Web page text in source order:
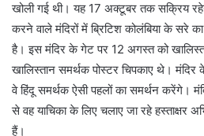
खोली गई थी। यह 17 अक्टूबर तक सक्रिय
करने वाले मंदिरों में ब्रिटिश कोलंबिया के सरे का
है। इस मंदिर के गेट पर 12 अगस्त को
खालिस्तान समर्थक पोस्टर चिपकाए थे।
वे हिंदू समर्थक ऐसी पहलों का समर्थन करेंगे।
से वह याचिका के लिए चलाए जा रहे हस्ताक्षर
हैं।